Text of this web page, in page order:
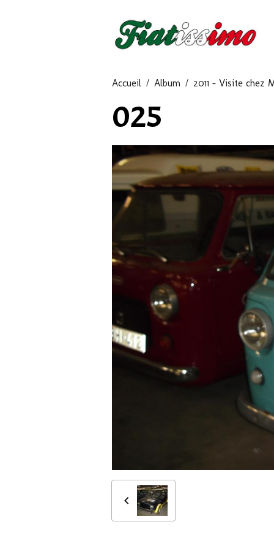
Accueil Album 2011 - Visite chez
025